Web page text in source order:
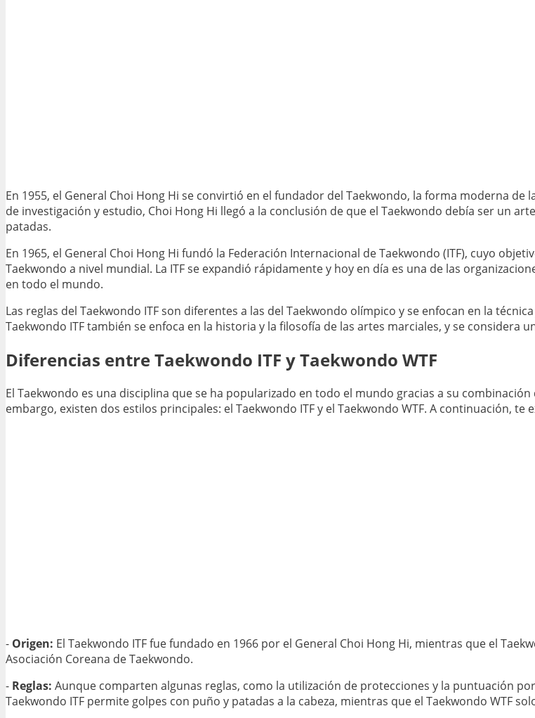
En 1955, el General Choi Hong Hi se convirtió en el fundador del Taekwondo, la forma moderna de
de investigación y estudio, Choi Hong Hi llegó a la conclusión de que el Taekwondo debía ser un
patadas.
En 1965, el General Choi Hong Hi fundó la Federación Internacional de Taekwondo (ITF), cuyo
Taekwondo a nivel mundial. La ITF se expandió rápidamente y hoy en día es una de las
en todo el mundo.
Las reglas del Taekwondo ITF son diferentes a las del Taekwondo olímpico y se enfocan en la
Taekwondo ITF también se enfoca en la historia y la filosofía de las artes marciales, y se considera
Diferencias entre Taekwondo ITF y Taekwondo WTF
El Taekwondo es una disciplina que se ha popularizado en todo el mundo gracias a su
embargo, existen dos estilos principales: el Taekwondo ITF y el Taekwondo WTF. A continuación,
- Origen: El Taekwondo ITF fue fundado en 1966 por el General Choi Hong Hi, mientras que el
Asociación Coreana de Taekwondo.
- Reglas: Aunque comparten algunas reglas, como la utilización de protecciones y la puntuación
Taekwondo ITF permite golpes con puño y patadas a la cabeza, mientras que el Taekwondo WTF